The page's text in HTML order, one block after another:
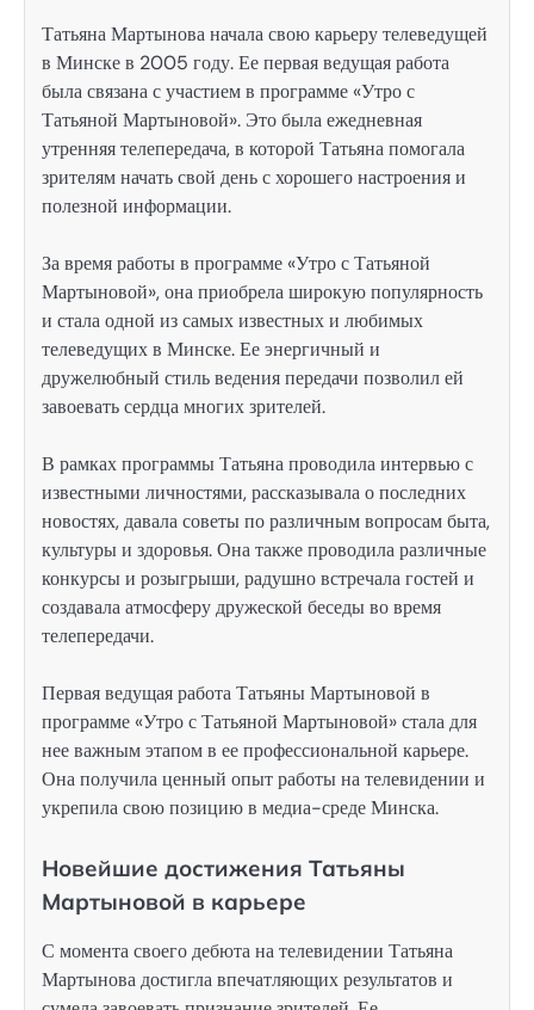
Татьяна Мартынова начала свою карьеру телеведущей
в Минске в 2005 году. Ее первая ведущая работа
была связана с участием в программе «Утро с
Татьяной Мартыновой». Это была ежедневная
утренняя телепередача, в которой Татьяна помогала
зрителям начать свой день с хорошего настроения и
полезной информации.
За время работы в программе «Утро с Татьяной
Мартыновой», она приобрела широкую популярность
и стала одной из самых известных и любимых
телеведущих в Минске. Ее энергичный и
дружелюбный стиль ведения передачи позволил ей
завоевать сердца многих зрителей.
В рамках программы Татьяна проводила интервью с
известными личностями, рассказывала о последних
новостях, давала советы по различным вопросам быта,
культуры и здоровья. Она также проводила различные
конкурсы и розыгрыши, радушно встречала гостей и
создавала атмосферу дружеской беседы во время
телепередачи.
Первая ведущая работа Татьяны Мартыновой в
программе «Утро с Татьяной Мартыновой» стала для
нее важным этапом в ее профессиональной карьере.
Она получила ценный опыт работы на телевидении и
укрепила свою позицию в медиа-среде Минска.
Новейшие достижения Татьяны
Мартыновой в карьере
С момента своего дебюта на телевидении Татьяна
Мартынова достигла впечатляющих результатов и